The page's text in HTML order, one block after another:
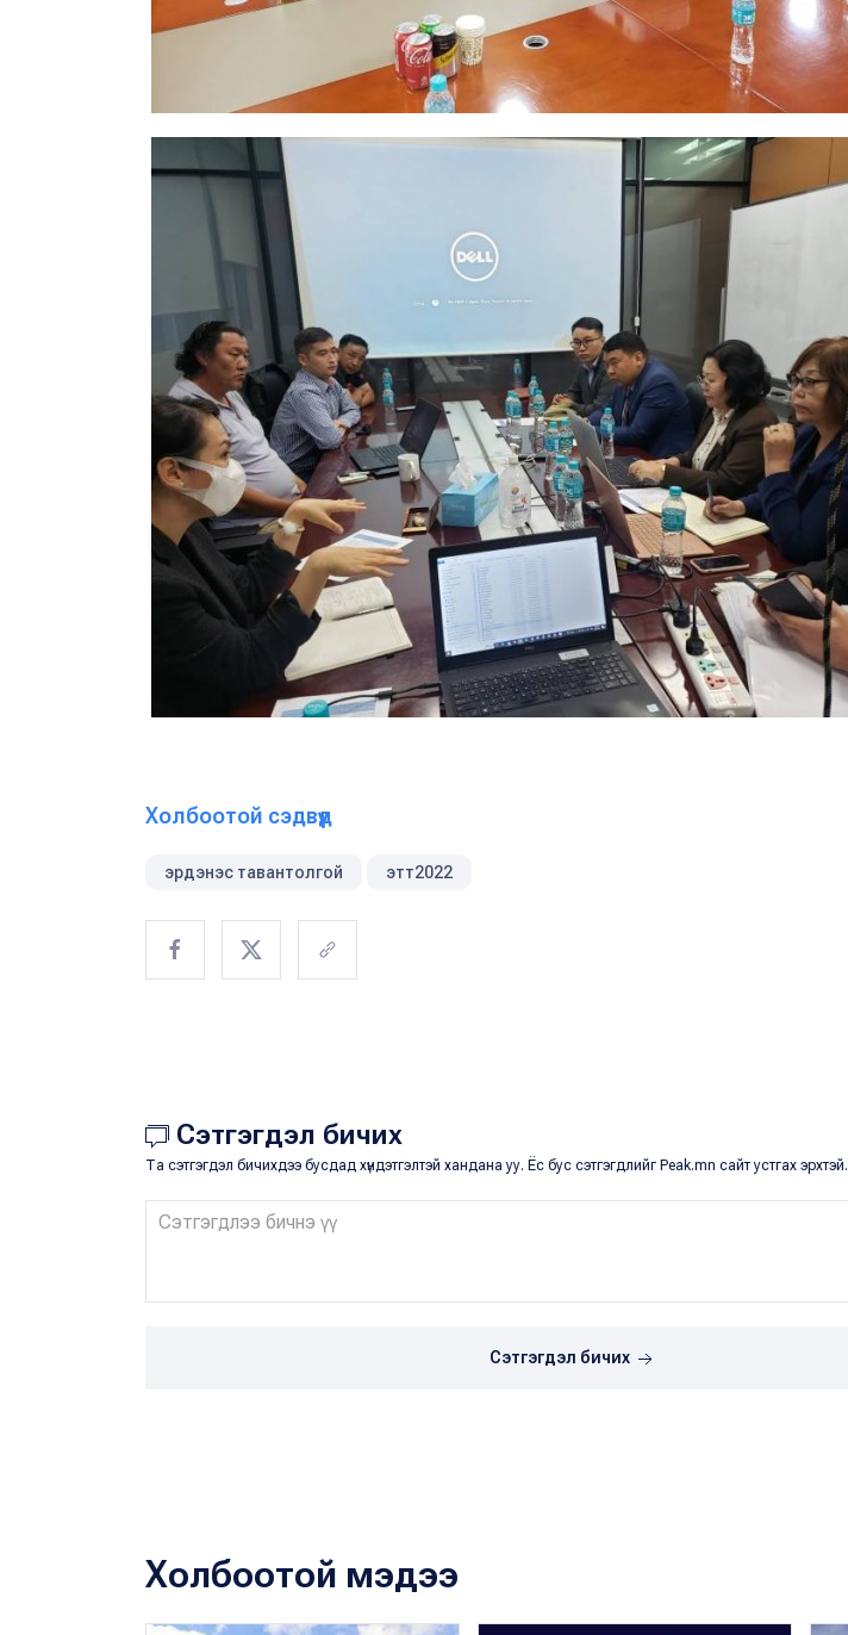
Холбоотой сэдвүүд
эрдэнэс тавантолгой этт2022
Сэтгэгдэл бичих
Та сэтгэгдэл бичихдээ бусдад хүндэтгэлтэй хандана уу. Ёс бус сэтгэгдлийг Peak.mn сайт устгах эрхтэй.
Сэтгэгдэл бичих
Холбоотой мэдээ